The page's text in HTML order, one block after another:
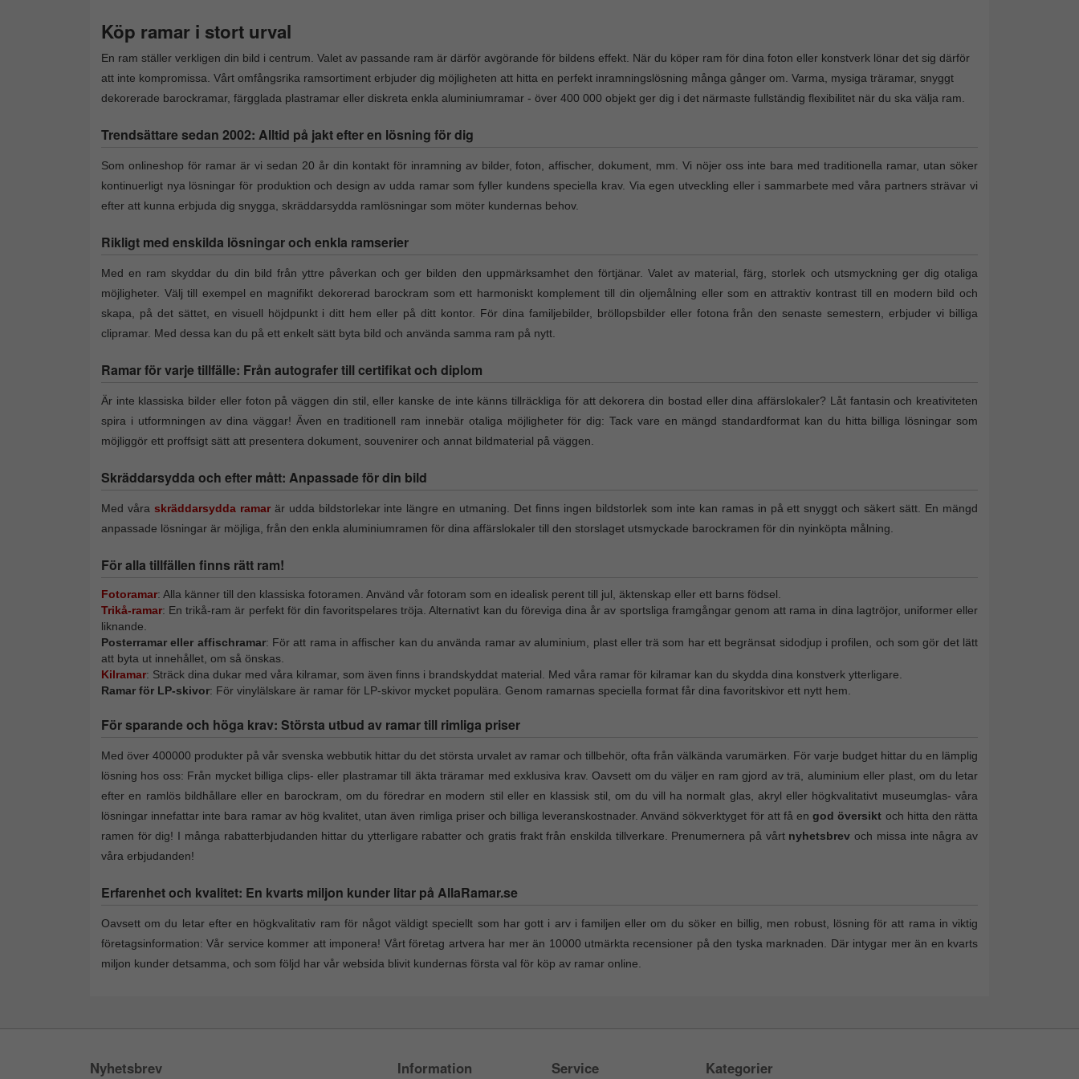
Köp ramar i stort urval
En ram ställer verkligen din bild i centrum. Valet av passande ram är därför avgörande för bildens effekt. När du köper ram för dina foton eller konstverk lönar det sig därför
att inte kompromissa. Vårt omfångsrika ramsortiment erbjuder dig möjligheten att hitta en perfekt inramningslösning många gånger om. Varma, mysiga träramar, snyggt
dekorerade barockramar, färgglada plastramar eller diskreta enkla aluminiumramar - över 400 000 objekt ger dig i det närmaste fullständig flexibilitet när du ska välja ram.
Trendsättare sedan 2002: Alltid på jakt efter en lösning för dig
Som onlineshop för ramar är vi sedan 20 år din kontakt för inramning av bilder, foton, affischer, dokument, mm. Vi nöjer oss inte bara med traditionella ramar, utan söker
kontinuerligt nya lösningar för produktion och design av udda ramar som fyller kundens speciella krav. Via egen utveckling eller i sammarbete med våra partners strävar vi
efter att kunna erbjuda dig snygga, skräddarsydda ramlösningar som möter kundernas behov.
Rikligt med enskilda lösningar och enkla ramserier
Med en ram skyddar du din bild från yttre påverkan och ger bilden den uppmärksamhet den förtjänar. Valet av material, färg, storlek och utsmyckning ger dig otaliga
möjligheter. Välj till exempel en magnifikt dekorerad barockram som ett harmoniskt komplement till din oljemålning eller som en attraktiv kontrast till en modern bild och
skapa, på det sättet, en visuell höjdpunkt i ditt hem eller på ditt kontor. För dina familjebilder, bröllopsbilder eller fotona från den senaste semestern, erbjuder vi billiga
clipramar. Med dessa kan du på ett enkelt sätt byta bild och använda samma ram på nytt.
Ramar för varje tillfälle: Från autografer till certifikat och diplom
Är inte klassiska bilder eller foton på väggen din stil, eller kanske de inte känns tillräckliga för att dekorera din bostad eller dina affärslokaler? Låt fantasin och kreativiteten
spira i utformningen av dina väggar! Även en traditionell ram innebär otaliga möjligheter för dig: Tack vare en mängd standardformat kan du hitta billiga lösningar som
möjliggör ett proffsigt sätt att presentera dokument, souvenirer och annat bildmaterial på väggen.
Skräddarsydda och efter mått: Anpassade för din bild
Med våra skräddarsydda ramar är udda bildstorlekar inte längre en utmaning. Det finns ingen bildstorlek som inte kan ramas in på ett snyggt och säkert sätt. En mängd
anpassade lösningar är möjliga, från den enkla aluminiumramen för dina affärslokaler till den storslaget utsmyckade barockramen för din nyinköpta målning.
För alla tillfällen finns rätt ram!
Fotoramar: Alla känner till den klassiska fotoramen. Använd vår fotoram som en idealisk perent till jul, äktenskap eller ett barns födsel.
Trikå-ramar: En trikå-ram är perfekt för din favoritspelares tröja. Alternativt kan du föreviga dina år av sportsliga framgångar genom att rama in dina lagtröjor, uniformer eller
liknande.
Posterramar eller affischramar: För att rama in affischer kan du använda ramar av aluminium, plast eller trä som har ett begränsat sidodjup i profilen, och som gör det lätt
att byta ut innehållet, om så önskas.
Kilramar: Sträck dina dukar med våra kilramar, som även finns i brandskyddat material. Med våra ramar för kilramar kan du skydda dina konstverk ytterligare.
Ramar för LP-skivor: För vinylälskare är ramar för LP-skivor mycket populära. Genom ramarnas speciella format får dina favoritskivor ett nytt hem.
För sparande och höga krav: Största utbud av ramar till rimliga priser
Med över 400000 produkter på vår svenska webbutik hittar du det största urvalet av ramar och tillbehör, ofta från välkända varumärken. För varje budget hittar du en lämplig
lösning hos oss: Från mycket billiga clips- eller plastramar till äkta träramar med exklusiva krav. Oavsett om du väljer en ram gjord av trä, aluminium eller plast, om du letar
efter en ramlös bildhållare eller en barockram, om du föredrar en modern stil eller en klassisk stil, om du vill ha normalt glas, akryl eller högkvalitativt museumglas- våra
lösningar innefattar inte bara ramar av hög kvalitet, utan även rimliga priser och billiga leveranskostnader. Använd sökverktyget för att få engod översikt och hitta den rätta
ramen för dig! I många rabatterbjudanden hittar du ytterligare rabatter och gratis frakt från enskilda tillverkare. Prenumernera på vårt nyhetsbrev och missa inte några av
våra erbjudanden!
Erfarenhet och kvalitet: En kvarts miljon kunder litar på AllaRamar.se
Oavsett om du letar efter en högkvalitativ ram för något väldigt speciellt som har gott i arv i familjen eller om du söker en billig, men robust, lösning för att rama in viktig
företagsinformation: Vår service kommer att imponera! Vårt företag artvera har mer än 10000 utmärkta recensioner på den tyska marknaden. Där intygar mer än en kvarts
miljon kunder detsamma, och som följd har vår websida blivit kundernas första val för köp av ramar online.
Nyhetsbrev Information Service Kategorier